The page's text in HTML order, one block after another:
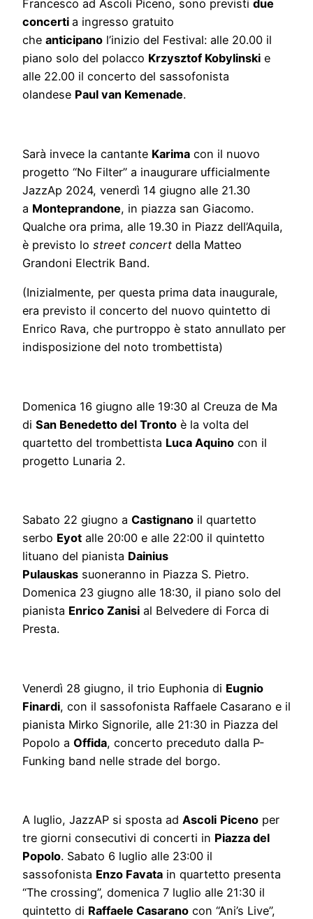
Francesco ad Ascoli Piceno, sono previsti due
concerti a ingresso gratuito
che anticipano l’inizio del Festival: alle 20.00 il
piano solo del polacco Krzysztof Kobylinski e
alle 22.00 il concerto del sassofonista
olandese Paul van Kemenade.
Sarà invece la cantante Karima con il nuovo
progetto “No Filter” a inaugurare ufficialmente
JazzAp 2024, venerdì 14 giugno alle 21.30
a Monteprandone, in piazza san Giacomo.
Qualche ora prima, alle 19.30 in Piazz dell’Aquila,
è previsto lo street concert della Matteo
Grandoni Electrik Band.
(Inizialmente, per questa prima data inaugurale,
era previsto il concerto del nuovo quintetto di
Enrico Rava, che purtroppo è stato annullato per
indisposizione del noto trombettista)
Domenica 16 giugno alle 19:30 al Creuza de Ma
di San Benedetto del Tronto è la volta del
quartetto del trombettista Luca Aquino con il
progetto Lunaria 2.
Sabato 22 giugno a Castignano il quartetto
serbo Eyot alle 20:00 e alle 22:00 il quintetto
lituano del pianista Dainius
Pulauskas suoneranno in Piazza S. Pietro.
Domenica 23 giugno alle 18:30, il piano solo del
pianista Enrico Zanisi al Belvedere di Forca di
Presta.
Venerdì 28 giugno, il trio Euphonia di Eugnio
Finardi, con il sassofonista Raffaele Casarano e il
pianista Mirko Signorile, alle 21:30 in Piazza del
Popolo a Offida, concerto preceduto dalla P-
Funking band nelle strade del borgo.
A luglio, JazzAP si sposta ad Ascoli Piceno per
tre giorni consecutivi di concerti in Piazza del
Popolo. Sabato 6 luglio alle 23:00 il
sassofonista Enzo Favata in quartetto presenta
“The crossing”, domenica 7 luglio alle 21:30 il
quintetto di Raffaele Casarano con “Ani’s Live”,